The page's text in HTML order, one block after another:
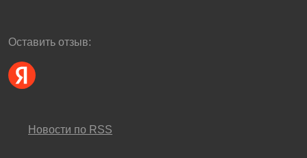
Оставить отзыв:
Новости по RSS